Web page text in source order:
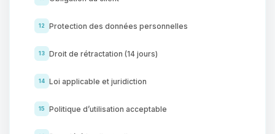
12 Protection des données personnelles
13 Droit de rétractation (14 jours)
14 Loi applicable et juridiction
15 Politique d’utilisation acceptable